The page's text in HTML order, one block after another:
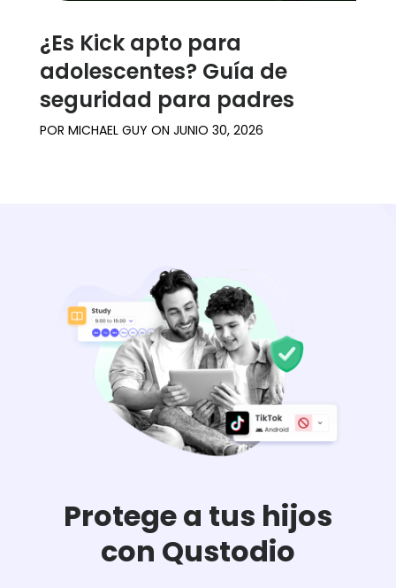
¿Es Kick apto para
adolescentes? Guía de
seguridad para padres
POR MICHAEL GUY ON JUNIO 30, 2026
Protege a tus hijos
con Qustodio